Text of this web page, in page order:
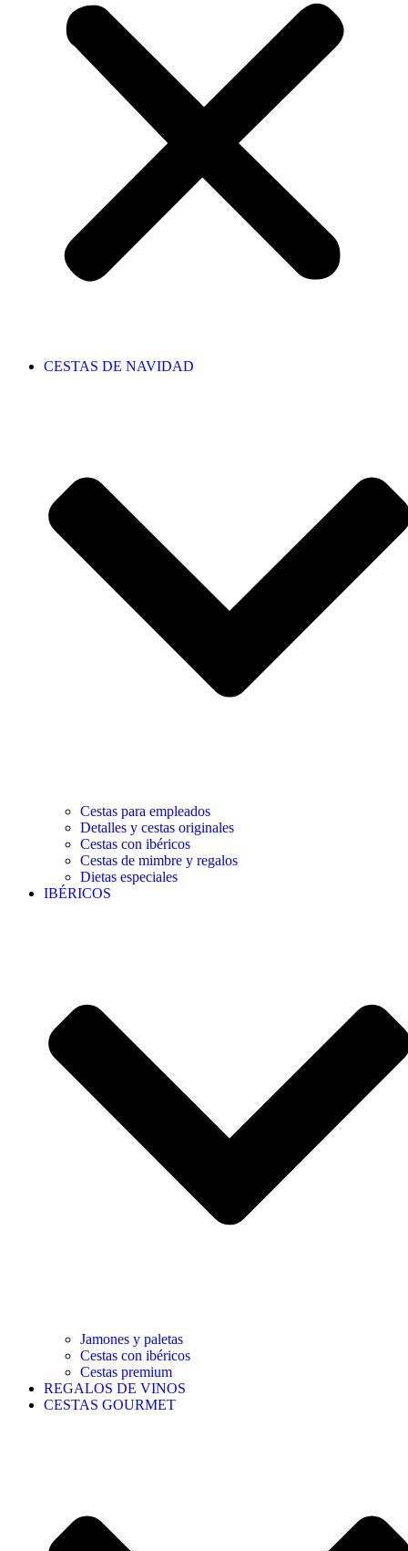
CESTAS DE NAVIDAD
Cestas para empleados
Detalles y cestas originales
Cestas con ibéricos
Cestas de mimbre y regalos
Dietas especiales
IBÉRICOS
Jamones y paletas
Cestas con ibéricos
Cestas premium
REGALOS DE VINOS
CESTAS GOURMET